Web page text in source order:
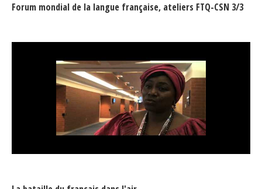
Forum mondial de la langue française, ateliers FTQ-CSN 3/3